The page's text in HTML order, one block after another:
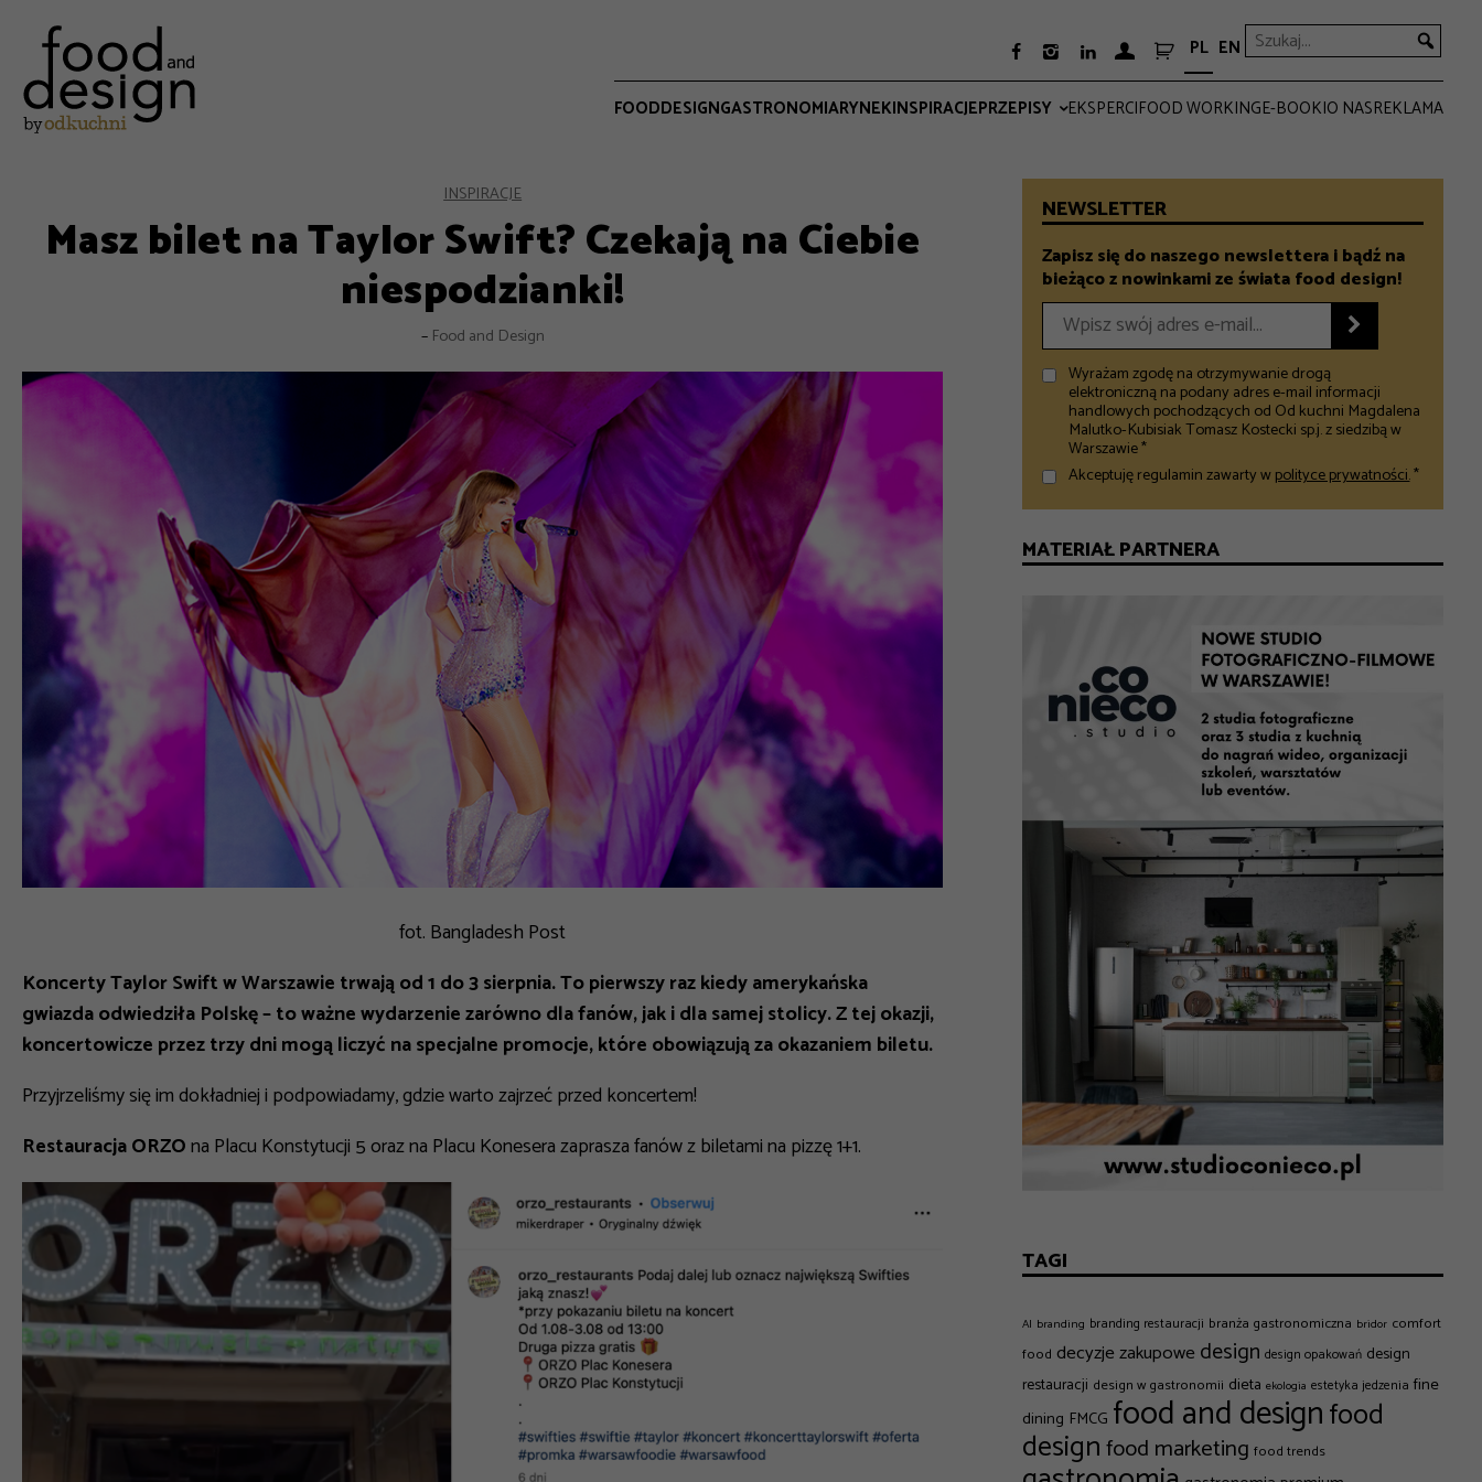
   PL EN
FOODDESIGNGASTRONOMIARYNEKINSPIRACJEPRZEPISY
EVERYDAY
EKSPERCIFOOD WORKINGE-BOOKIO NASREKLAMA
INSPIRACJE
Masz bilet na Taylor Swift? Czekają na Ciebie
niespodzianki!
– Food and Design
fot. Bangladesh Post
Koncerty Taylor Swift w Warszawie trwają od 1 do 3 sierpnia. To pierwszy raz kiedy amerykańska
gwiazda odwiedziła Polskę – to ważne wydarzenie zarówno dla fanów, jak i dla samej stolicy. Z tej okazji,
koncertowicze przez trzy dni mogą liczyć na specjalne promocje, które obowiązują za okazaniem biletu.
Przyjrzeliśmy się im dokładniej i podpowiadamy, gdzie warto zajrzeć przed koncertem!
Restauracja ORZOna Placu Konstytucji 5 oraz na Placu Konesera zaprasza fanów z biletami na pizzę 1+1.
NEWSLETTER
Zapisz się do naszego newslettera i bądź na
bieżąco z nowinkami ze świata food design!

Wyrażam zgodę na otrzymywanie drogą
elektroniczną na podany adres e-mail informacji
handlowych pochodzących od Od kuchni Magdalena
Malutko-Kubisiak Tomasz Kostecki sp.j. z siedzibą w
Warszawie *
Akceptuję regulamin zawarty wpolityce prywatności.*
MATERIAŁ PARTNERA
TAGI
AI branding branding restauracji branża gastronomiczna bridor comfort
food decyzje zakupowe design design opakowań design
restauracji design w gastronomii dieta ekologia estetyka jedzenia fine
dining FMCG food and designfood
designfood marketing food trends